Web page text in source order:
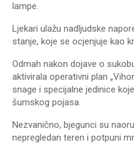
lampe.
Ljekari ulažu nadljudske
stanje, koje se ocjenjuje kao
Odmah nakon dojave o
aktivirala operativni plan
snage i specijalne jedinice
šumskog pojasa.
Nezvanično, bjegunci su
nepregledan teren i potpuni